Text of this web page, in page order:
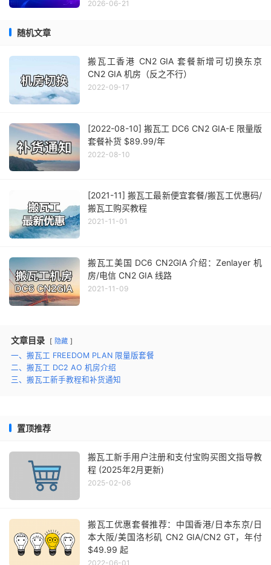
2026-06-21
随机文章
搬瓦工香港 CN2 GIA 套餐新增可切换东京
CN2 GIA 机房（反之不行）
2022-09-17
[2022-08-10] 搬瓦工 DC6 CN2 GIA-E 限量版
套餐补货 $89.99/年
2022-08-10
[2021-11] 搬瓦工最新便宜套餐/搬瓦工优惠码/
搬瓦工购买教程
2021-11-01
搬瓦工美国 DC6 CN2GIA 介绍：Zenlayer 机
房/电信 CN2 GIA 线路
2021-11-09
文章目录 隐藏
一、搬瓦工 FREEDOM PLAN 限量版套餐
二、搬瓦工 DC2 AO 机房介绍
三、搬瓦工新手教程和补货通知
置顶推荐
搬瓦工新手用户注册和支付宝购买图文指导教
程 (2025年2月更新)
2025-02-06
搬瓦工优惠套餐推荐：中国香港/日本东京/日
本大阪/美国洛杉矶 CN2 GIA/CN2 GT，年付
$49.99 起
2022-06-01